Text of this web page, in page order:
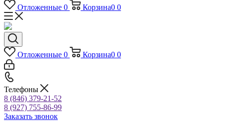
Отложенные 0 Корзина0 0
Отложенные 0 Корзина0 0
Телефоны
8 (846) 379-21-52
8 (927) 755-86-99
Заказать звонок